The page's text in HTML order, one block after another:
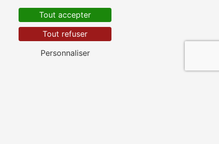
Les Gonds
Tout accepter
Tout refuser
Personnaliser